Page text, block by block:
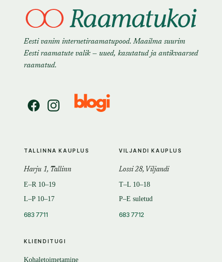
Eesti vanim internetiraamatupood. Maailma suurim
Eesti raamatute valik — uued, kasutatud ja antikvaarsed
raamatud.
KLIENDITUGI
Kohaletoimetamine
TALLINNA KAUPLUS
Harju 1, Tallinn
E–R 10–19
L–P 10–17
683 7711
VILJANDI KAUPLUS
Lossi 28, Viljandi
T–L 10–18
P–E suletud
683 7712